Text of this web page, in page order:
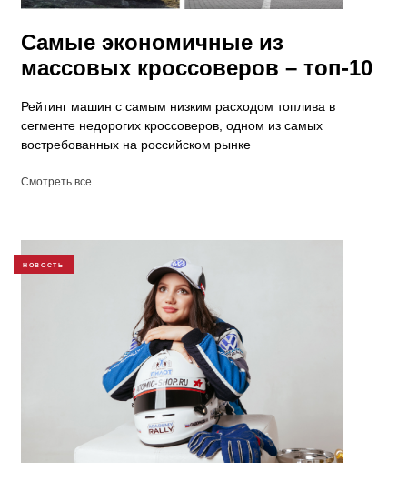
Самые экономичные из
массовых кроссоверов – топ-10
Рейтинг машин с самым низким расходом топлива в
сегменте недорогих кроссоверов, одном из самых
востребованных на российском рынке
Смотреть все
НОВОСТЬ